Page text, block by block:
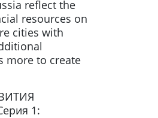
reflect the
resources on
cities with
more to create
1: